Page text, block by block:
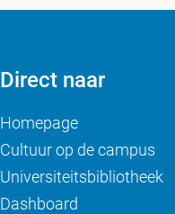
Direct naar
Homepage
Cultuur op de campus
Universiteitsbibliotheek
Dashboard